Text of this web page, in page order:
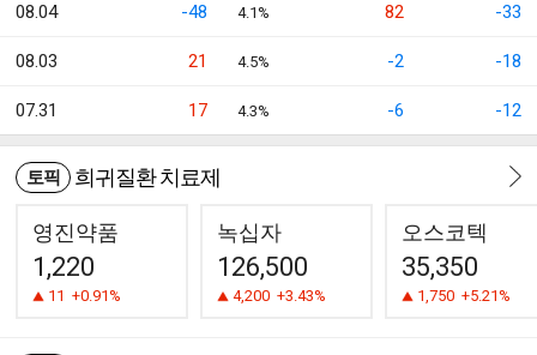
08.04 -48 4.1% 82 -33
08.03 21 4.5% -2 -18
07.31 17 4.3% -6 -12
토픽 희귀질환 치료제
영진약품
1,220
11 +0.91%
녹십자
126,500
4,200 +3.43%
오스코텍
35,350
1,750 +5.21%